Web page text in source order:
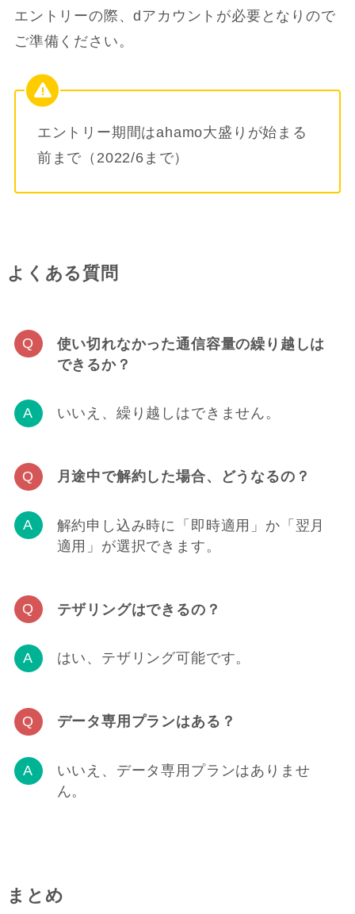
エントリーの際、dアカウントが必要となりので
ご準備ください。
エントリー期間はahamo大盛りが始まる
前まで（2022/6まで）
よくある質問
使い切れなかった通信容量の繰り越しは
できるか？
いいえ、繰り越しはできません。
月途中で解約した場合、どうなるの？
解約申し込み時に「即時適用」か「翌月
適用」が選択できます。
テザリングはできるの？
はい、テザリング可能です。
データ専用プランはある？
いいえ、データ専用プランはありませ
ん。
まとめ